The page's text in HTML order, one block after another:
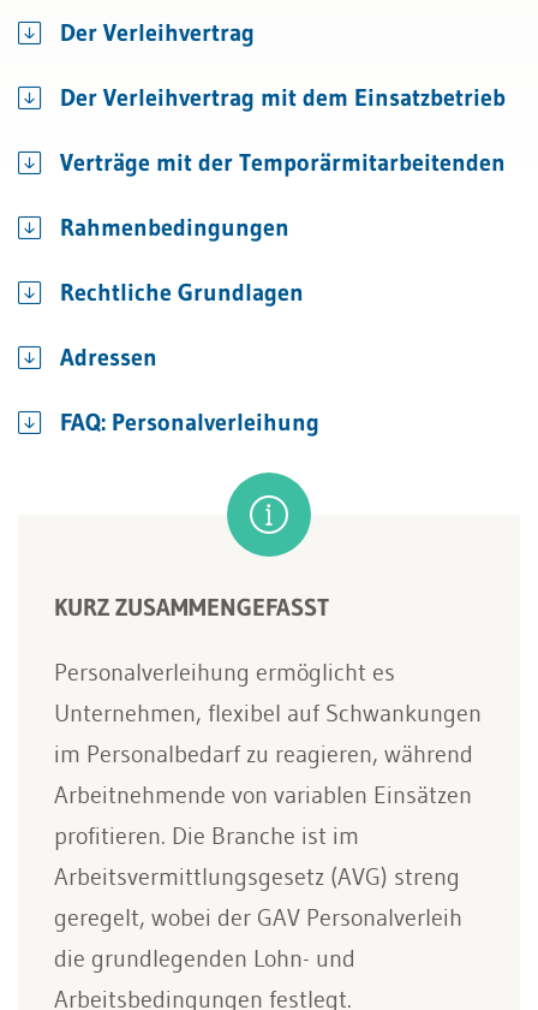
Der Verleihvertrag
Der Verleihvertrag mit dem Einsatzbetrieb
Verträge mit der Temporärmitarbeitenden
Rahmenbedingungen
Rechtliche Grundlagen
Adressen
FAQ: Personalverleihung
KURZ ZUSAMMENGEFASST
Personalverleihung ermöglicht es
Unternehmen, flexibel auf Schwankungen
im Personalbedarf zu reagieren, während
Arbeitnehmende von variablen Einsätzen
profitieren. Die Branche ist im
Arbeitsvermittlungsgesetz (AVG) streng
geregelt, wobei der GAV Personalverleih
die grundlegenden Lohn- und
Arbeitsbedingungen festlegt.